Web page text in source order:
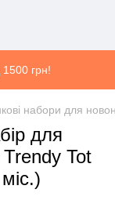
1500 грн!
набори для
для
Tot